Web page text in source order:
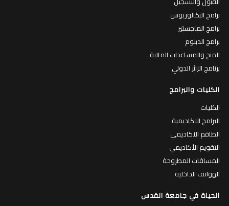
برامج البكالوريوس
برامج الماجستير
برامج الدبلوم
المنح والمساعدات المالية
برنامج الزائر الدولي
الكليات والبرامج
الكليات
البرامج الاكاديمية
الطاقم الاكاديمي
التقويم الأكاديمي
المساقات المطروحة
الهواتف الداخلية
الحياة في جامعة القدس